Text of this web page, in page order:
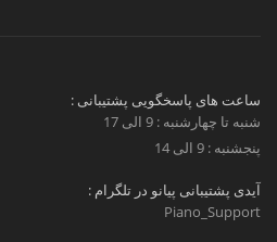
ساعت های پاسخگویی پشتیبانی :
شنبه تا چهارشنبه : 9 الی 17
پنجشنبه : 9 الی 14
آیدی پشتیبانی پیانو در تلگرام :
Piano_Support